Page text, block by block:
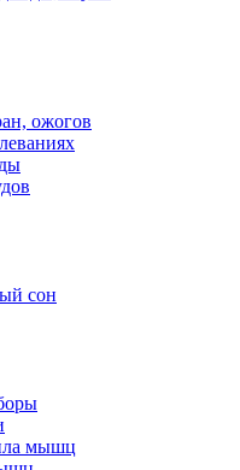
ожогов
сон
мышц